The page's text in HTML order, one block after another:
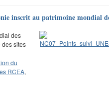
inscrit au patrimoine mondial
des
des sites
du
RCEA,